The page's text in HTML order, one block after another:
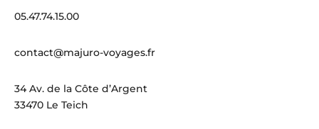
05.47.74.15.00
contact@majuro-voyages.fr
34 Av. de la Côte d’Argent
33470 Le Teich